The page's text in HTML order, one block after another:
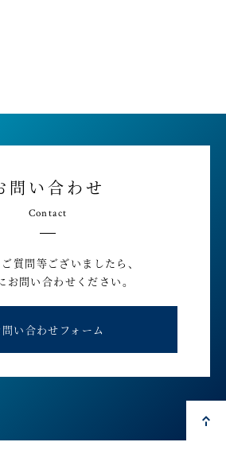
問い合わせ
Contact
質問等ございましたら、
お問い合わせください。
い合わせフォーム